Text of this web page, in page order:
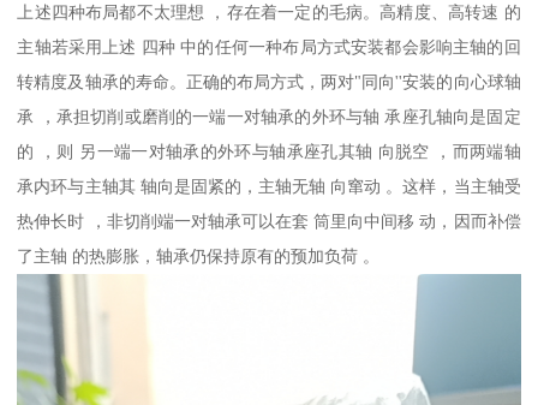
上述四种布局都不太理想 ，存在着一定的毛病。高精度、高转速 的
主轴若采用上述 四种 中的任何一种布局方式安装都会影响主轴的回
转精度及轴承的寿命。正确的布局方式，两对"同向''安装的向心球轴
承 ，承担切削或磨削的一端一对轴承的外环与轴 承座孔轴向是固定
的 ，则 另一端一对轴承的外环与轴承座孔其轴 向脱空 ，而两端轴
承内环与主轴其 轴向是固紧的，主轴无轴 向窜动 。这样，当主轴受
热伸长时 ，非切削端一对轴承可以在套 筒里向中间移 动，因而补偿
了主轴 的热膨胀，轴承仍保持原有的预加负荷 。